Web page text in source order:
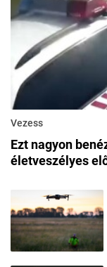
Vezess
Ezt nagyon
életveszélyes